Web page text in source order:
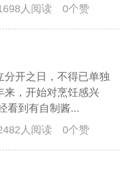
人阅读 0个赞
开之日，不得已单独
来，开始对烹饪感兴
看到有自制酱...
人阅读 0个赞